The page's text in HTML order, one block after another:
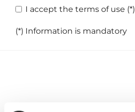
I accept the terms of use (*)
(*) Information is mandatory